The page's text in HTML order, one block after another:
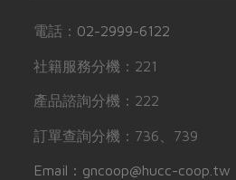
電話： 02-2999-6122
社籍服務分機：221
產品諮詢分機：222
訂單查詢分機：736、739
Email：gncoop@hucc-coop.tw